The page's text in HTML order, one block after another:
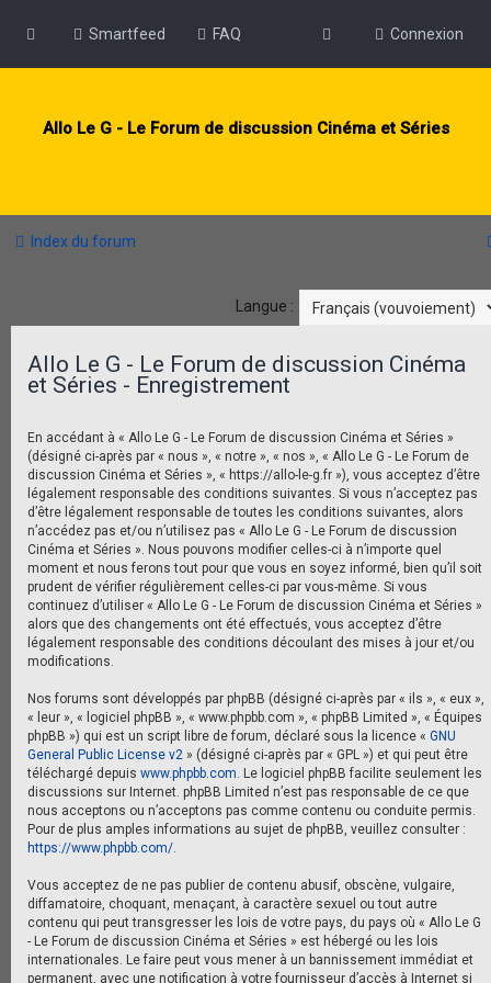
Smartfeed FAQ Connexion
Allo Le G - Le Forum de discussion Cinéma et Séries
Index du forum
Langue :
Allo Le G - Le Forum de discussion Cinéma
et Séries - Enregistrement
En accédant à « Allo Le G - Le Forum de discussion Cinéma et Séries »
(désigné ci-après par « nous », « notre », « nos », « Allo Le G - Le Forum de
discussion Cinéma et Séries », « https://allo-le-g.fr »), vous acceptez d’être
légalement responsable des conditions suivantes. Si vous n’acceptez pas
d’être légalement responsable de toutes les conditions suivantes, alors
n’accédez pas et/ou n’utilisez pas « Allo Le G - Le Forum de discussion
Cinéma et Séries ». Nous pouvons modifier celles-ci à n’importe quel
moment et nous ferons tout pour que vous en soyez informé, bien qu’il soit
prudent de vérifier régulièrement celles-ci par vous-même. Si vous
continuez d’utiliser « Allo Le G - Le Forum de discussion Cinéma et Séries »
alors que des changements ont été effectués, vous acceptez d’être
légalement responsable des conditions découlant des mises à jour et/ou
modifications.
Nos forums sont développés par phpBB (désigné ci-après par « ils », « eux »,
« leur », « logiciel phpBB », « www.phpbb.com », « phpBB Limited », « Équipes
phpBB ») qui est un script libre de forum, déclaré sous la licence « GNU
General Public License v2 » (désigné ci-après par « GPL ») et qui peut être
téléchargé depuis www.phpbb.com . Le logiciel phpBB facilite seulement les
discussions sur Internet. phpBB Limited n’est pas responsable de ce que
nous acceptons ou n’acceptons pas comme contenu ou conduite permis.
Pour de plus amples informations au sujet de phpBB, veuillez consulter :
https://www.phpbb.com/
Vous acceptez de ne pas publier de contenu abusif, obscène, vulgaire,
diffamatoire, choquant, menaçant, à caractère sexuel ou tout autre
contenu qui peut transgresser les lois de votre pays, du pays où « Allo Le G
- Le Forum de discussion Cinéma et Séries » est hébergé ou les lois
internationales. Le faire peut vous mener à un bannissement immédiat et
permanent, avec une notification à votre fournisseur d’accès à Internet si